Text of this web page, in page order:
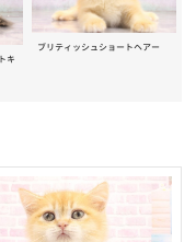
キ
ブリティッシュショートヘアー